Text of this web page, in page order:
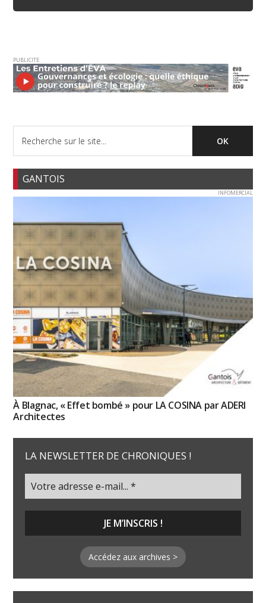
PUBLICITE
GANTOIS
INFOMERCIAL
À Blagnac, « Effet bombé » pour LA COSINA par ADERI
Architectes
LA NEWSLETTER DE CHRONIQUES !
Accédez aux archives >